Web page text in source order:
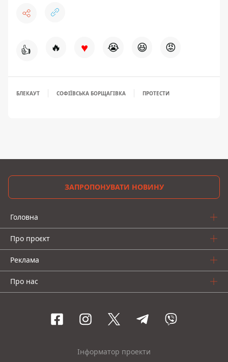
👍 🔥 ♥ 😭 😆 😡
БЛЕКАУТ СОФІЇВСЬКА БОРЩАГІВКА ПРОТЕСТИ
ЗАПРОПОНУВАТИ НОВИНУ
Головна
Про проєкт
Реклама
Про нас
Інформатор проекти